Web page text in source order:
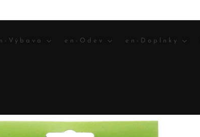
Výbava en-Odev en-Doplnky